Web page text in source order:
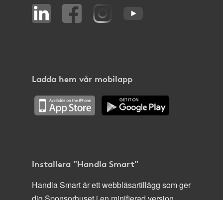
Ladda hem vår mobilapp
Installera "Handla Smart"
Handla Smart är ett webbläsartillägg som ger